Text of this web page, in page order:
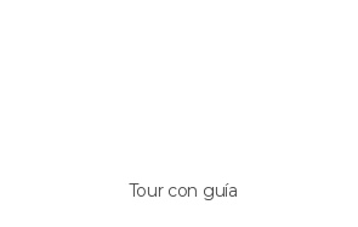
Tour con guía